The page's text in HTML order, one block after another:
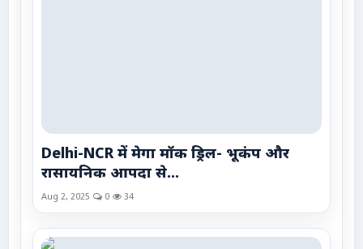
Delhi-NCR में मेगा मॉक ड्रिल- भूकंप और
रासायनिक आपदा से...
Aug 2, 2025 0 34